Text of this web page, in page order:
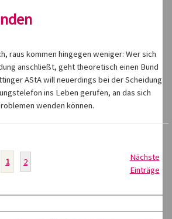
raus kommen hingegen weniger: Wer sich
anschließt, geht theoretisch einen Bund
AStA will neuerdings bei der Scheidung
ins Leben gerufen, an das sich
wenden können.
1 2
Nächste
Einträge